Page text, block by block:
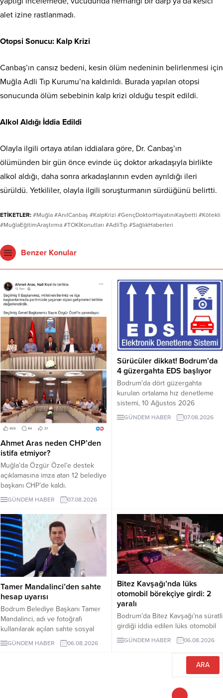
alet izine rastlanmadı.
Otopsi Sonucu: Kalp Krizi
Canbaş’ın cansız bedeni, kesin ölüm nedeninin belirlenmesi için
Muğla Adli Tıp Kurumu’na kaldırıldı. Burada yapılan otopsi
sonucunda ölüm sebebinin kalp krizi olduğu tespit edildi.
Alkol Aldığı İddia Edildi
Olayla ilgili ortaya atılan iddialara göre, Dr. Canbaş’ın
ölümünden bir gün önce evinde üç doktor arkadaşıyla birlikte
alkol aldığı, daha sonra arkadaşlarının evden ayrıldığı ileri
sürüldü. Yetkililer, olayla ilgili soruşturmanın sürdüğünü belirtti.
ETİKETLER: #Muğla #AnılCanbaş #KalpKrizi #GençDoktorHayatınıKaybetti #Kötekli
#MuğlaEğitimAraştırma #TOKİKonutları #AdliTıp #SağlıkHaberleri
Benzer Konular
Ahmet Aras neden CHP’den
istifa etmiyor?
Muğla’da Özgür Özel’e destek
açıklamasına imza atan 12 belediye
başkanı CHP’de kaldı.
Milletvekilleri Yeni Parti’ye
geçerken belediye başkanlarının
tutumu ve CHP yönetiminin
sessizliği tartışılıyor.
GÜNDEM HABER 07.08.2026
Sürücüler dikkat! Bodrum’da
4 güzergahta EDS başlıyor
Bodrum’da dört güzergahta
kurulan ortalama hız denetleme
sistemi, 10 Ağustos 2026
Pazartesi günü devreye girecek.
İşte EDS uygulanacak yollar.
GÜNDEM HABER 07.08.2026
Tamer Mandalinci’den sahte
hesap uyarısı
Bodrum Belediye Başkanı Tamer
Mandalinci, adı ve fotoğrafı
kullanılarak açılan sahte sosyal
medya hesaplarına karşı uyarıda
bulundu. Mandalinci, tek resmî
GÜNDEM HABER 06.08.2026
Bitez Kavşağı’nda lüks
otomobil börekçiye girdi: 2
yaralı
Bodrum’da Bitez Kavşağı’na süratli
girdiği iddia edilen lüks otomobil
börekçiye girdi. Kazada sürücü ve
GÜNDEM HABER 06.08.2026